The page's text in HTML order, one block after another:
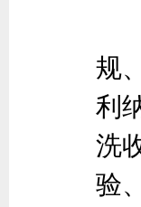
规
利
洗
验